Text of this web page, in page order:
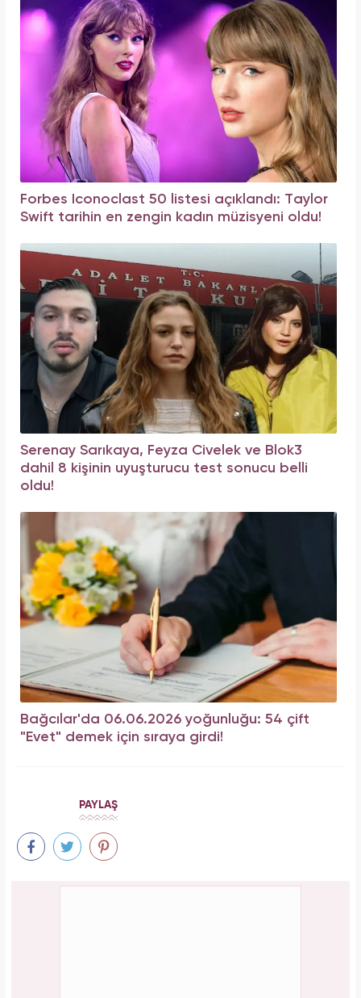
Forbes Iconoclast 50 listesi açıklandı: Taylor
Swift tarihin en zengin kadın müzisyeni oldu!
Serenay Sarıkaya, Feyza Civelek ve Blok3
dahil 8 kişinin uyuşturucu test sonucu belli
oldu!
Bağcılar'da 06.06.2026 yoğunluğu: 54 çift
"Evet" demek için sıraya girdi!
PAYLAŞ